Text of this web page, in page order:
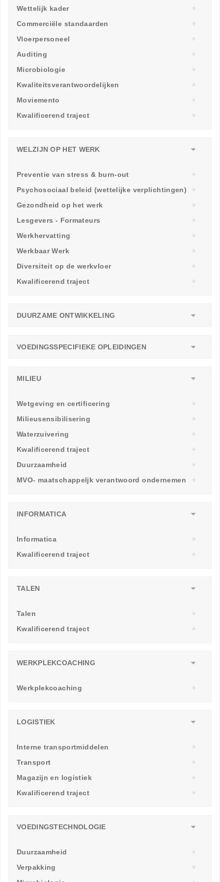
Wettelijk kader
Commerciële standaarden
Vloerpersoneel
Auditing
Microbiologie
Kwaliteitsverantwoordelijken
Moviemento
Kwalificerend traject
WELZIJN OP HET WERK
Preventie van stress & burn-out
Psychosociaal beleid (wettelijke verplichtingen)
Gezondheid op het werk
Lesgevers - Formateurs
Werkhervatting
Werkbaar Werk
Diversiteit op de werkvloer
Kwalificerend traject
DUURZAME ONTWIKKELING
VOEDINGSSPECIFIEKE OPLEIDINGEN
MILIEU
Wetgeving en certificering
Milieusensibilisering
Waterzuivering
Kwalificerend traject
Duurzaamheid
MVO- maatschappeljk verantwoord ondernemen
INFORMATICA
Informatica
Kwalificerend traject
TALEN
Talen
Kwalificerend traject
WERKPLEKCOACHING
Werkplekcoaching
LOGISTIEK
Interne transportmiddelen
Transport
Magazijn en logistiek
Kwalificerend traject
VOEDINGSTECHNOLOGIE
Duurzaamheid
Verpakking